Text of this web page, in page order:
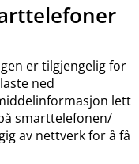
er tilgjengelig for
ned
lett
smarttelefonen​/​
av nettverk for å få